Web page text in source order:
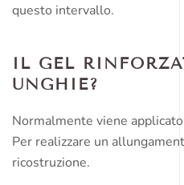
questo intervallo.
IL GEL
UNGHIE?
Normalmente viene
Per realizzare un
ricostruzione.